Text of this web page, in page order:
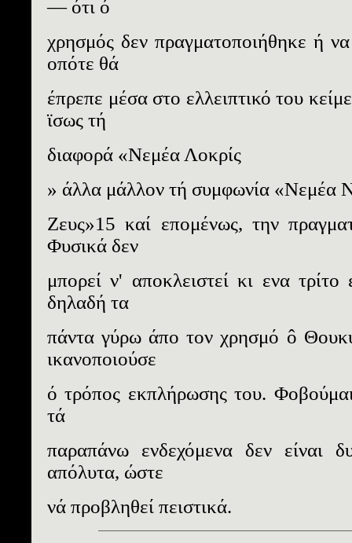
— ότι ό
χρησμός δεν πραγματοποιήθηκε ή
οπότε θά
έπρεπε μέσα στο ελλειπτικό του
ϊσως τή
διαφορά «Νεμέα Λοκρίς
» άλλα μάλλον τή συμφωνία «Νεμέα
Ζευς»15 καί επομένως, την
Φυσικά δεν
μπορεί ν' αποκλειστεί κι ενα τρίτο
δηλαδή τα
πάντα γύρω άπο τον χρησμό ô
ικανοποιούσε
ό τρόπος εκπλήρωσης του.
τά
παραπάνω ενδεχόμενα δεν είναι
απόλυτα, ώστε
νά προβληθεί πειστικά.